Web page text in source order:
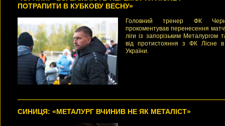
ПОТРАПИТИ В КУБКОВУ ВЕСНУ»
Головний тренер ФК
прокоментував перенесення
ліги із запорізьким Металургом
від протистояння з ФК Лісне
України.
СИНИЦЯ: «МЕТАЛУРГ ВЧИНИВ НЕ ЯК МЕТАЛІСТ»